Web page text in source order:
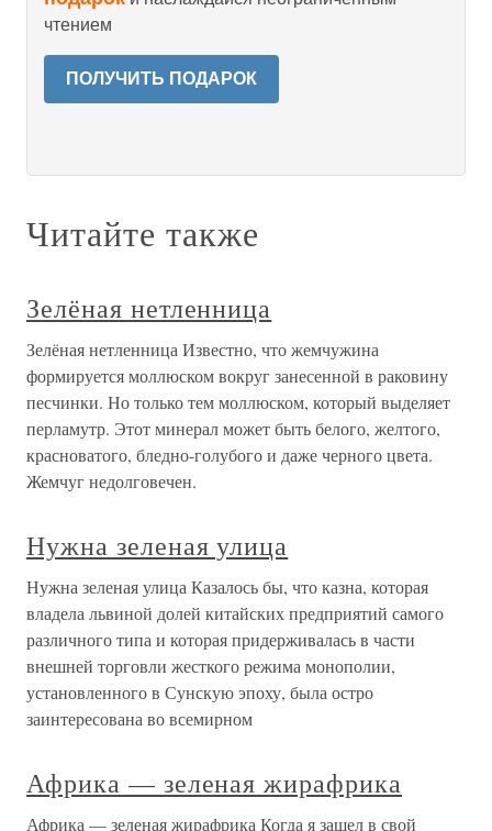
чтением
ПОЛУЧИТЬ ПОДАРОК
Читайте также
Зелёная нетленница
Зелёная нетленница Известно, что жемчужина
формируется моллюском вокруг занесенной в раковину
песчинки. Но только тем моллюском, который выделяет
перламутр. Этот минерал может быть белого, желтого,
красноватого, бледно-голубого и даже черного цвета.
Жемчуг недолговечен.
Нужна зеленая улица
Нужна зеленая улица Казалось бы, что казна, которая
владела львиной долей китайских предприятий самого
различного типа и которая придерживалась в части
внешней торговли жесткого режима монополии,
установленного в Сунскую эпоху, была остро
заинтересована во всемирном
Африка — зеленая жирафрика
Африка — зеленая жирафрика Когда я зашел в свой